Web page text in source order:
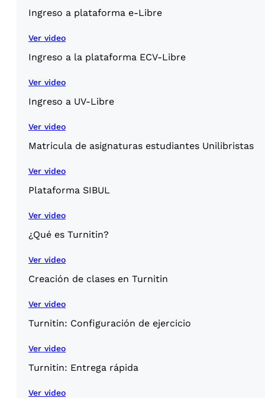
Ingreso a plataforma e-Libre
Ver video
Ingreso a la plataforma ECV-Libre
Ver video
Ingreso a UV-Libre
Ver video
Matricula de asignaturas estudiantes Unilibristas
Ver video
Plataforma SIBUL
Ver video
¿Qué es Turnitin?
Ver video
Creación de clases en Turnitin
Ver video
Turnitin: Configuración de ejercicio
Ver video
Turnitin: Entrega rápida
Ver video